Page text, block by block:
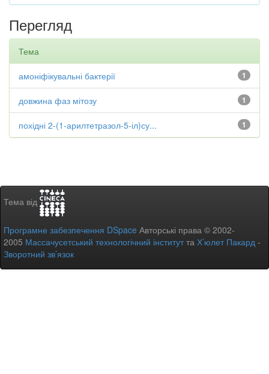
Перегляд
Тема
1
амоніфікувальні бактерії
1
довжина фаз мітозу
1
похідні 2-(1-арилтетразол-5-іл)су...
Тема від
Програмне забезпечення DSpace Авторські права © 2002-
2005 Массачусетський технологічний інститутта Х’юлет Пакард -
Зворотний зв’язок